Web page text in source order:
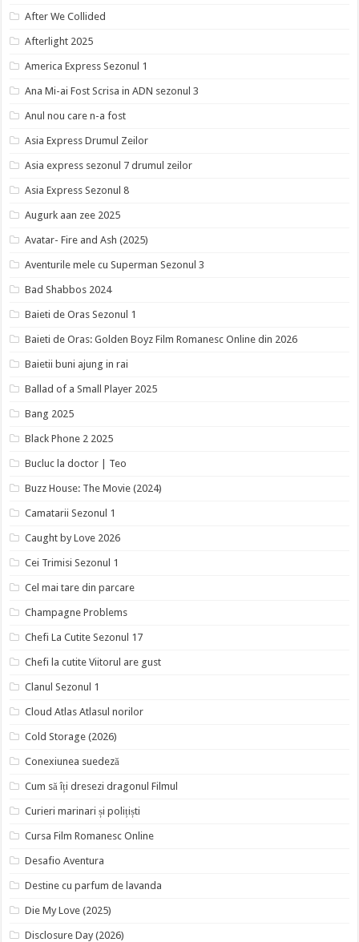
After We Collided
Afterlight 2025
America Express Sezonul 1
Ana Mi-ai Fost Scrisa in ADN sezonul 3
Anul nou care n-a fost
Asia Express Drumul Zeilor
Asia express sezonul 7 drumul zeilor
Asia Express Sezonul 8
Augurk aan zee 2025
Avatar- Fire and Ash (2025)
Aventurile mele cu Superman Sezonul 3
Bad Shabbos 2024
Baieti de Oras Sezonul 1
Baieti de Oras: Golden Boyz Film Romanesc Online din 2026
Baietii buni ajung in rai
Ballad of a Small Player 2025
Bang 2025
Black Phone 2 2025
Bucluc la doctor | Teo
Buzz House: The Movie (2024)
Camatarii Sezonul 1
Caught by Love 2026
Cei Trimisi Sezonul 1
Cel mai tare din parcare
Champagne Problems
Chefi La Cutite Sezonul 17
Chefi la cutite Viitorul are gust
Clanul Sezonul 1
Cloud Atlas Atlasul norilor
Cold Storage (2026)
Conexiunea suedeză
Cum să îți dresezi dragonul Filmul
Curieri marinari și polițiști
Cursa Film Romanesc Online
Desafio Aventura
Destine cu parfum de lavanda
Die My Love (2025)
Disclosure Day (2026)